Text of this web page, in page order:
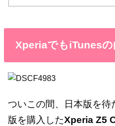
XperiaでもiTunesの
ついこの間、日本版を
版を購入したXperia Z5